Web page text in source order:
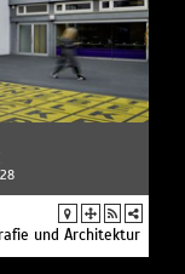
und Architektur